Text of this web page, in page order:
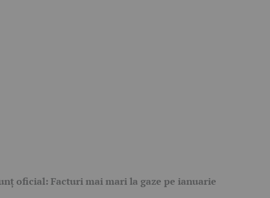
oficial: Facturi mai mari la gaze pe ianuarie